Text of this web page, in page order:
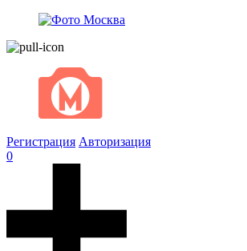
Регистрация Авторизация
0